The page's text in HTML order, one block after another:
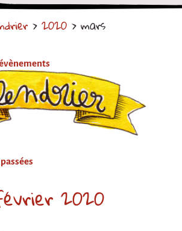
carotte
> 2020 > mars
2020